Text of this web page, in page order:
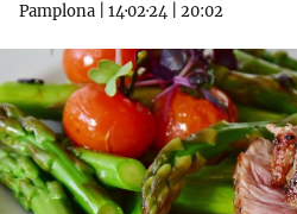
Pamplona
14·02·24 20:02